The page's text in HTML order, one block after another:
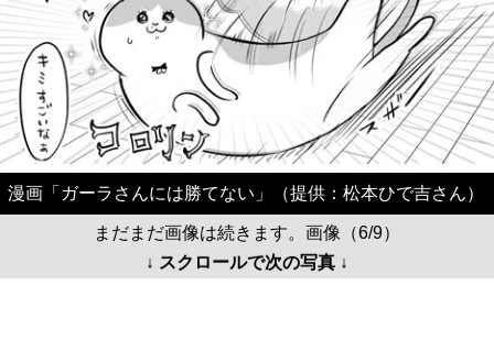
漫画「ガーラさんには勝てない」（提供：松本ひで吉さん）
まだまだ画像は続きます。画像（6/9）
↓ スクロールで次の写真 ↓